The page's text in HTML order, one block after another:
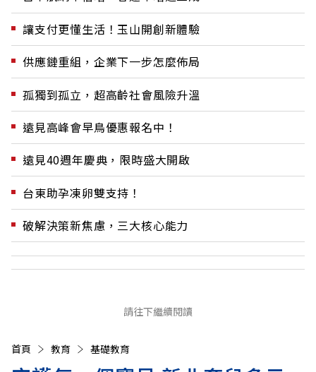
讓支付更懂生活！玉山開創新體驗
供應鏈重組，企業下一步怎麼佈局
孤獨到孤立，超高齡社會風險升溫
遠見高峰會早鳥優惠報名中！
遠見40週年慶典，限時盛大開啟
台東助孕凍卵雙支持！
破解決策新焦慮，三大核心能力
請往下繼續閱讀
首頁 教育 基礎教育